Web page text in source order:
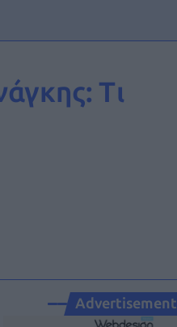
Τι
Advertisement